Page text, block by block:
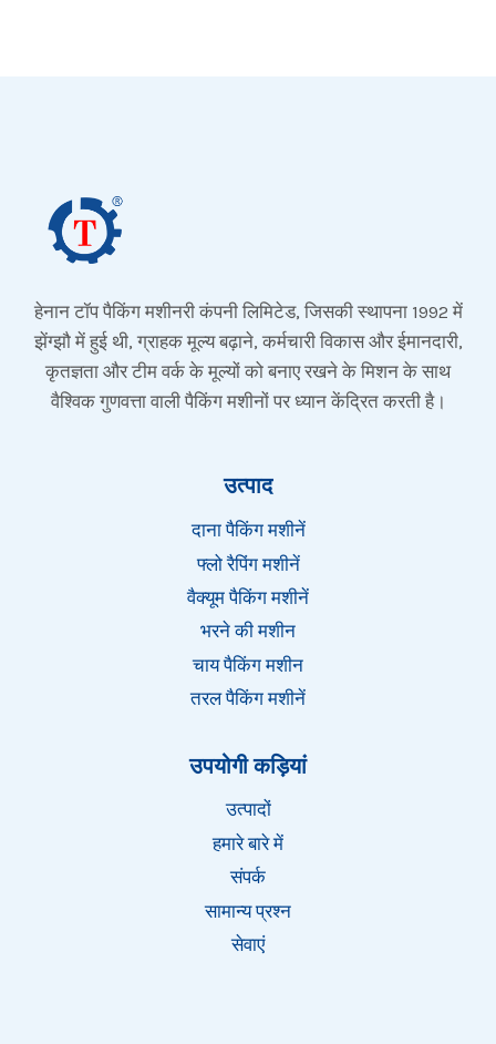
हेनान टॉप पैकिंग मशीनरी कंपनी लिमिटेड, जिसकी स्थापना 1992 में
झेंग्झौ में हुई थी, ग्राहक मूल्य बढ़ाने, कर्मचारी विकास और ईमानदारी,
कृतज्ञता और टीम वर्क के मूल्यों को बनाए रखने के मिशन के साथ
वैश्विक गुणवत्ता वाली पैकिंग मशीनों पर ध्यान केंद्रित करती है।
उत्पाद
दाना पैकिंग मशीनें
फ्लो रैपिंग मशीनें
वैक्यूम पैकिंग मशीनें
भरने की मशीन
चाय पैकिंग मशीन
तरल पैकिंग मशीनें
उपयोगी कड़ियां
उत्पादों
हमारे बारे में
संपर्क
सामान्य प्रश्न
सेवाएं